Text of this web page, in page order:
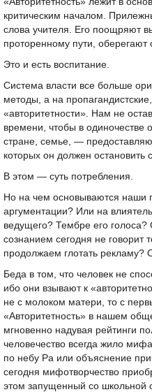
критическим началом.
слова учителя. Его поощряют
проторенному пути,
Это и есть воспитание.
Система власти все больше
методы, а на
«авторитетности». Нам не
времени, чтобы в одиночестве
стране, семье, —
которых он должен остановить
В этом — суть потребления.
Но на чем основываются наши
аргументации? Или на
ведущего? Тембре его
сознанием сегодня не говорит
продолжаем глотать рекламу?
Беда в том, что человек не
ибо они взывают к
не с молоком матери, то с
«Авторитетность» в нашем
мгновенно надувая рейтинги
человечество всегда жило
по небу Ра или объяснение
сегодня мифотворчество
этом запущенный со школьной